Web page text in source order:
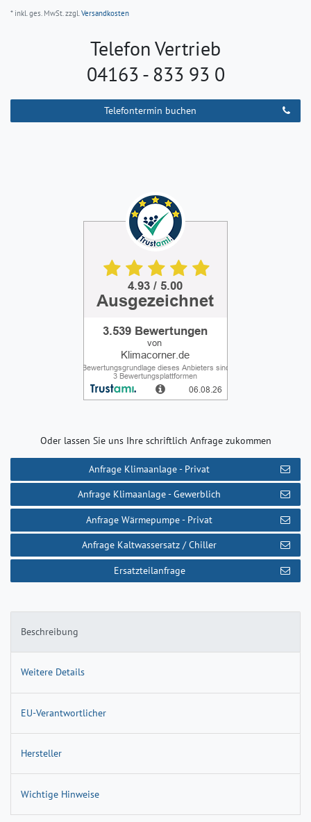
* inkl. ges. MwSt. zzgl.Versandkosten
Beschreibung
Weitere Details
EU-Verantwortlicher
Hersteller
Wichtige Hinweise
Telefon Vertrieb
04163 - 833 93 0
Telefontermin buchen
Oder lassen Sie uns Ihre schriftlich Anfrage zukommen
Anfrage Klimaanlage - Privat
Anfrage Klimaanlage - Gewerblich
Anfrage Wärmepumpe - Privat
Anfrage Kaltwassersatz / Chiller
Ersatzteilanfrage